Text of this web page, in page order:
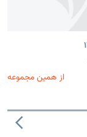
از همین مجموعه